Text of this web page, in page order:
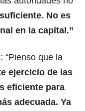
No es
en la capital.”
“Pienso que la
ejercicio de las
eficiente para
adecuada. Ya